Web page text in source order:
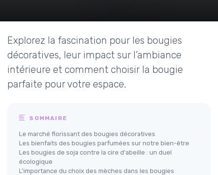
Explorez la fascination pour les bougies
décoratives, leur impact sur l’ambiance
intérieure et comment choisir la bougie
parfaite pour votre espace.
SOMMAIRE
Le marché florissant des bougies décoratives
Les bienfaits des bougies parfumées sur notre bien-être
Les bougies de soja contre la cire d'abeille : un duel
écologique
L'importance du choix des mèches dans les bougies